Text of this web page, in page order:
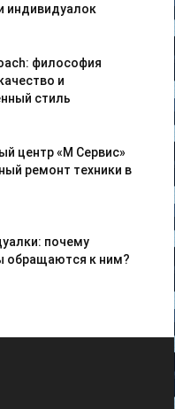
индивидуалок
философия
и
стиль
центр «М Сервис»
ремонт техники в
почему
обращаются к ним?